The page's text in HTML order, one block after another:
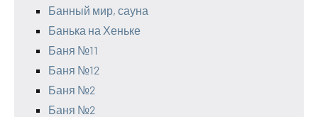
Банный мир, сауна
Банька на Хеньке
Баня №11
Баня №12
Баня №2
Баня №2